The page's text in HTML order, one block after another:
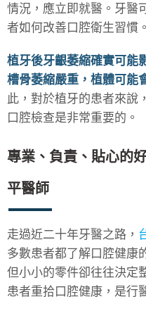
情況，應立即就醫。牙醫
者如何改善口腔衛生習慣。
植牙後牙齦萎縮確實可能
槽骨萎縮嚴重，植體可能
此，對於植牙的患者來說
口腔檢查是非常重要的。
專業、負責、貼心的
平醫師
走過近二十年牙醫之路，
多數患者都了解口腔健康
但小小的零件卻往往決定
患者重拾口腔健康，是行